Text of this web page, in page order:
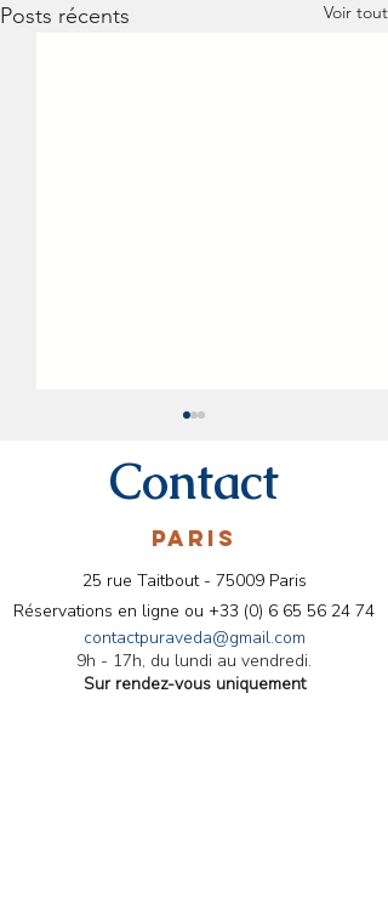
Posts récents Voir tout
Conseils ayurvédiques
pour le mois de Mars
Contact
PARIS
25 rue Taitbout - 75009 Paris
Réservations en ligne ou +33 (0) 6 65 56 24 74
contactpuraveda@gmail.com
9h - 17h, du lundi au vendredi.
Sur rendez-vous uniquement